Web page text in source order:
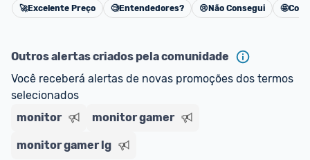
Cancelar
🚀Excelente Preço 🧐Entendedores? 😢 Não Consegui 🤩
Outros alertas criados pela comunidade
Você receberá alertas de novas promoções dos termos
selecionados
monitor
monitor gamer
monitor gamer lg